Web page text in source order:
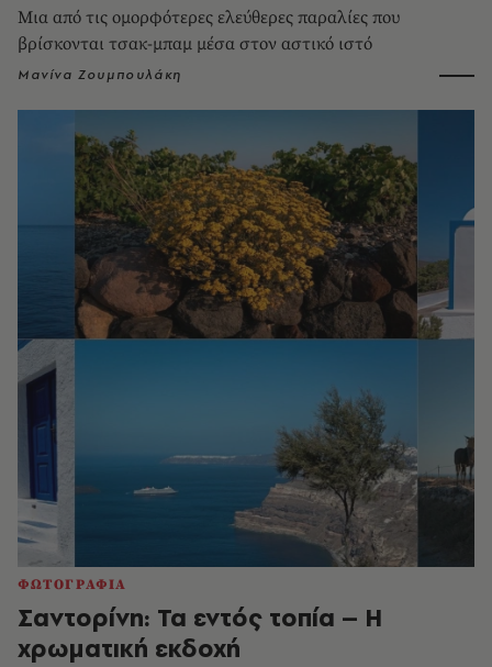
Μια από τις ομορφότερες ελεύθερες παραλίες που
βρίσκονται τσακ-μπαμ μέσα στον αστικό ιστό
Μανίνα Ζουμπουλάκη
ΦΩΤΟΓΡΑΦΙΑ
Σαντορίνη: Τα εντός τοπία – Η
χρωματική εκδοχή